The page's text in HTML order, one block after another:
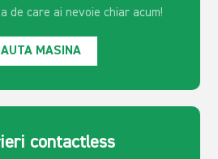
de care ai nevoie chiar acum!
MASINA
contactless